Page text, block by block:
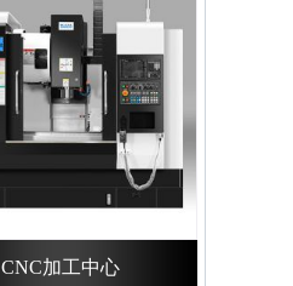
CNC加工中心